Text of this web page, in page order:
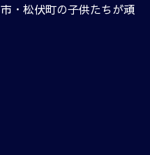
・松伏町の子供たちが頑